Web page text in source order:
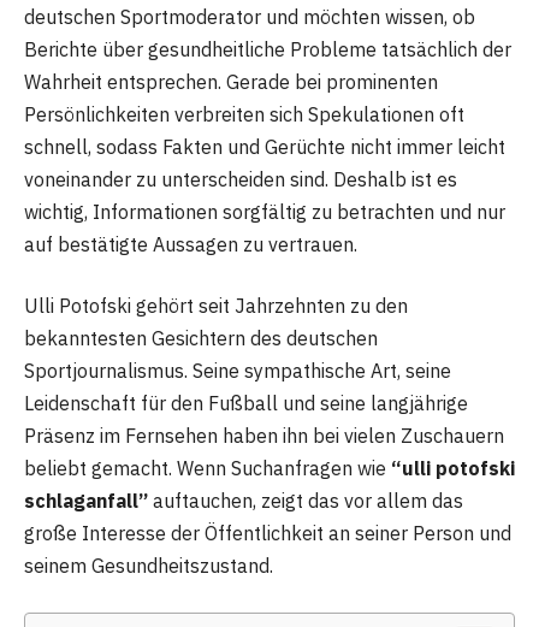
deutschen Sportmoderator und möchten wissen, ob
Berichte über gesundheitliche Probleme tatsächlich der
Wahrheit entsprechen. Gerade bei prominenten
Persönlichkeiten verbreiten sich Spekulationen oft
schnell, sodass Fakten und Gerüchte nicht immer leicht
voneinander zu unterscheiden sind. Deshalb ist es
wichtig, Informationen sorgfältig zu betrachten und nur
auf bestätigte Aussagen zu vertrauen.
Ulli Potofski gehört seit Jahrzehnten zu den
bekanntesten Gesichtern des deutschen
Sportjournalismus. Seine sympathische Art, seine
Leidenschaft für den Fußball und seine langjährige
Präsenz im Fernsehen haben ihn bei vielen Zuschauern
beliebt gemacht. Wenn Suchanfragen wie “ulli potofski
schlaganfall” auftauchen, zeigt das vor allem das
große Interesse der Öffentlichkeit an seiner Person und
seinem Gesundheitszustand.